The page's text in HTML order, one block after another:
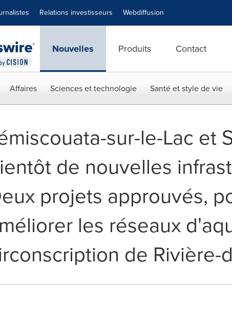
Relations investisseurs Webdiffusion
Nouvelles Produits Contact
Affaires Sciences et technologie Santé et style de vie
sur-le-Lac et
de nouvelles
projets approuvés,
les réseaux
de Rivière-